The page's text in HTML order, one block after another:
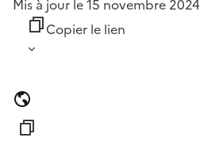
Mis à jour le 15 novembre 2024
Copier le lien